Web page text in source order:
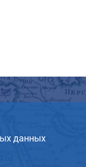
данных